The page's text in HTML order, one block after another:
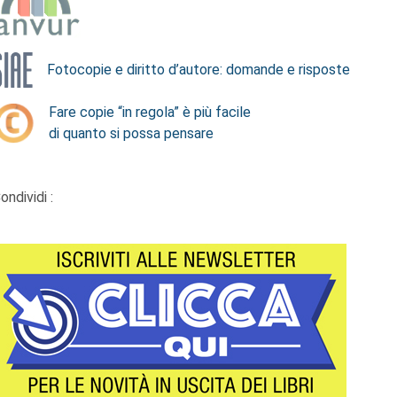
Fotocopie e diritto d’autore: domande e risposte
Fare copie “in regola” è più facile
di quanto si possa pensare
: